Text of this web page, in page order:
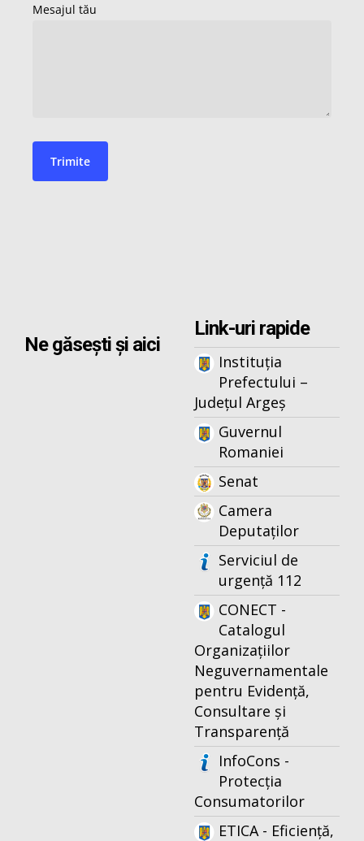
Ne găsești și aici
Link-uri rapide
Instituția
Prefectului –
Județul Argeș
Guvernul
Romaniei
Senat
Camera
Deputaților
Serviciul de
urgență 112
CONECT -
Catalogul
Organizațiilor
Neguvernamentale
pentru Evidență,
Consultare și
Transparență
InfoCons -
Protecția
Consumatorilor
ETICA - Eficiență,